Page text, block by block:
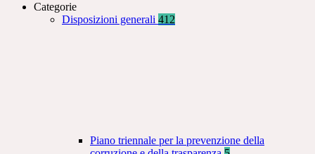
Categorie
Disposizioni generali 412
Piano triennale per la prevenzione della